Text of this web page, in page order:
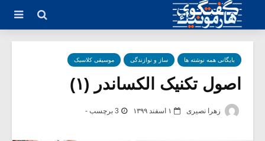
بایگانی همه نوشته ها ساز و نوازندگی موسیقی کلاسیک
اصول تکنیک الکساندر (۱)
زهرا نصیری ۱ اسفند ۱۳۹۹ 3 برچسب -